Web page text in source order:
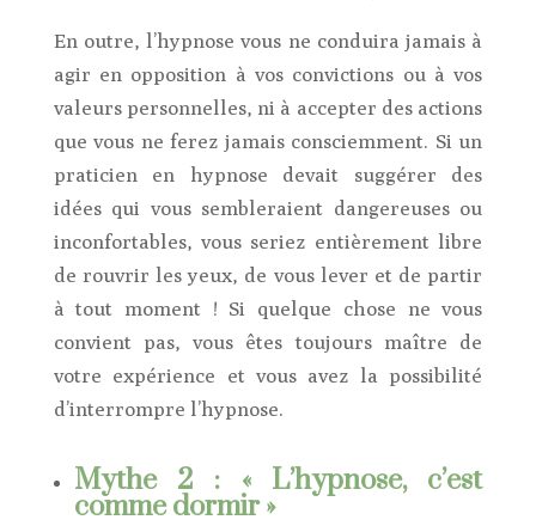
En outre, l’hypnose vous ne conduira jamais à
agir en opposition à vos convictions ou à vos
valeurs personnelles, ni à accepter des actions
que vous ne ferez jamais consciemment. Si un
praticien en hypnose devait suggérer des
idées qui vous sembleraient dangereuses ou
inconfortables, vous seriez entièrement libre
de rouvrir les yeux, de vous lever et de partir
à tout moment ! Si quelque chose ne vous
convient pas, vous êtes toujours maître de
votre expérience et vous avez la possibilité
d’interrompre l’hypnose.
Mythe 2 : « L’hypnose, c’est
comme dormir »